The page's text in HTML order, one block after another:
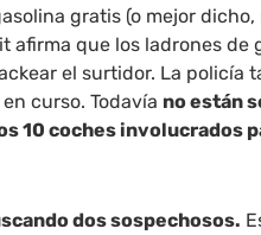
gratis (o mejor dicho,
afirma que los ladrones de
el surtidor. La policía
curso. Todavía no están
10 coches involucrados
dos sospechosos.